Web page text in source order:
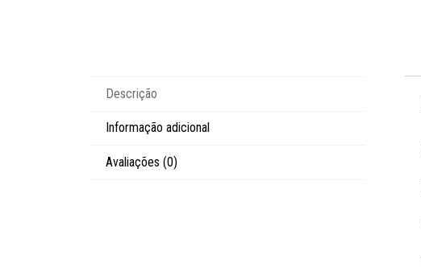
Descrição
Informação adicional
Avaliações (0)